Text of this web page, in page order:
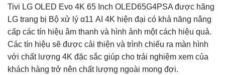
Tivi LG OLED Evo 4K 65 Inch OLED65G4PSA được hãng
LG trang bị Bộ xử lý α11 AI 4K hiện đại có khả năng nâng
cấp các tín hiệu âm thanh và hình ảnh một cách hiệu quả.
Các tín hiệu sẽ được cải thiện và trình chiếu ra màn hình
với chất lượng 4K đặc sắc giúp cho trải nghiệm xem của
khách hàng trở nên chất lượng ngoài mong đợi.